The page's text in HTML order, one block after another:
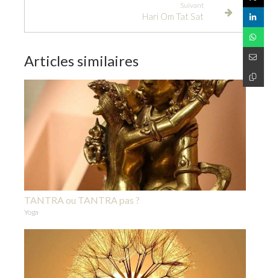
Suivant
Hari Om Tat Sat
Articles similaires
TANTRA ou TANTRA pas ?
Yoga